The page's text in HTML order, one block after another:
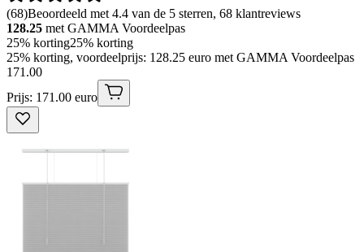
(68)Beoordeeld met 4.4 van de 5 sterren, 68 klantreviews
128.25 met GAMMA Voordeelpas
25% korting25% korting
25% korting, voordeelprijs: 128.25 euro met GAMMA Voordeelpas
171 .00
Prijs: 171.00 euro